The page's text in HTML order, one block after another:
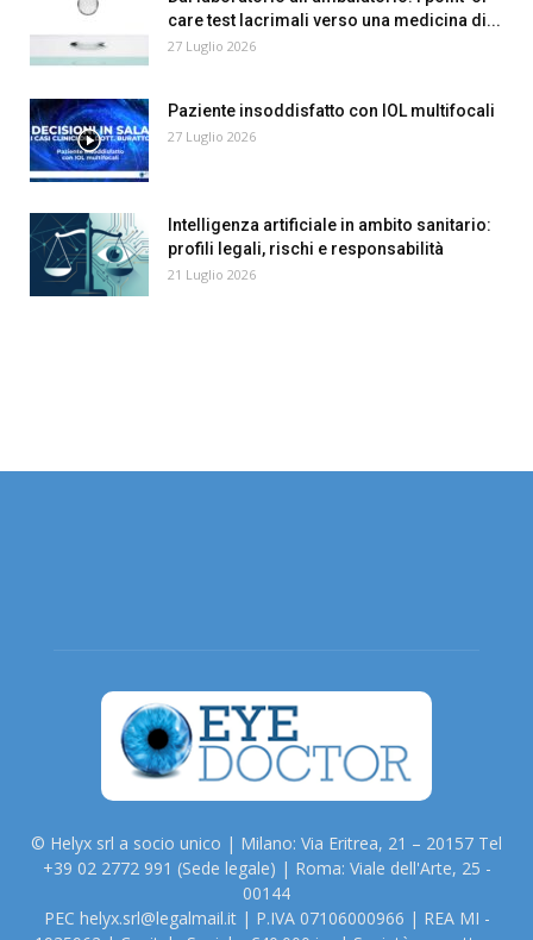
care test lacrimali verso una medicina di...
27 Luglio 2026
Paziente insoddisfatto con IOL multifocali
27 Luglio 2026
Intelligenza artificiale in ambito sanitario:
profili legali, rischi e responsabilità
21 Luglio 2026
© Helyx srl a socio unico | Milano: Via Eritrea, 21 – 20157 Tel
+39 02 2772 991 (Sede legale) | Roma: Viale dell'Arte, 25 -
00144
PEC helyx.srl@legalmail.it | P.IVA 07106000966 | REA MI -